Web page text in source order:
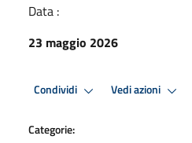
Data :
23 maggio 2026
Condividi Vedi azioni
Categorie: